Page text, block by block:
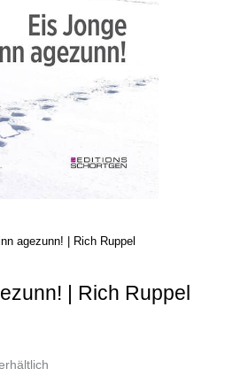
agezunn! | Rich Ruppel
| Rich Ruppel